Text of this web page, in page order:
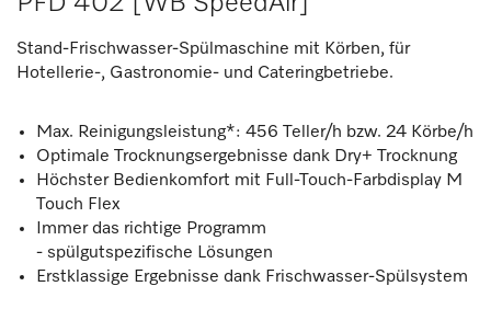
Stand-Frischwasser-Spülmaschine mit Körben, für
Hotellerie-, Gastronomie- und Cateringbetriebe.
Max. Reinigungsleistung*: 456 Teller/h bzw. 24 Körbe/h
Optimale Trocknungsergebnisse dank Dry+ Trocknung
Höchster Bedienkomfort mit Full-Touch-Farbdisplay M
Touch Flex
Immer das richtige Programm
- spülgutspezifische Lösungen
Erstklassige Ergebnisse dank Frischwasser-Spülsystem